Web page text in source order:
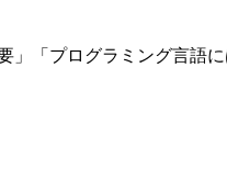
「プログラミング言語